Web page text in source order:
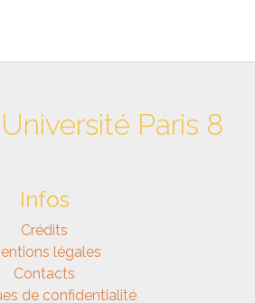
Paris 8
Infos
Crédits
légales
Contacts
de confidentialité